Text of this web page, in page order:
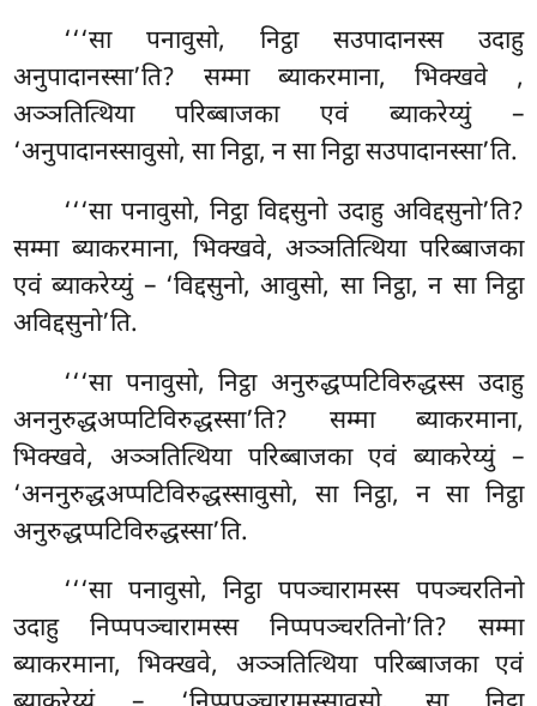
‘‘‘सा पनावुसो, निट्ठा सउपादानस्स उदाहु
अनुपादानस्सा’ति? सम्मा ब्याकरमाना, भिक्खवे ,
अञ्ञतित्थिया परिब्बाजका एवं ब्याकरेय्युं –
‘अनुपादानस्सावुसो, सा निट्ठा, न सा निट्ठा सउपादानस्सा’ति.
‘‘‘सापनावुसो, निट्ठा विद्दसुनो उदाहु अविद्दसुनो’ति?
सम्मा ब्याकरमाना, भिक्खवे, अञ्ञतित्थिया परिब्बाजका
एवं ब्याकरेय्युं – ‘विद्दसुनो, आवुसो, सा निट्ठा, न सा निट्ठा
अविद्दसुनो’ति.
‘‘‘सा पनावुसो, निट्ठा अनुरुद्धप्पटिविरुद्धस्स उदाहु
अननुरुद्धअप्पटिविरुद्धस्सा’ति? सम्मा ब्याकरमाना,
भिक्खवे, अञ्ञतित्थिया परिब्बाजका एवं ब्याकरेय्युं –
‘अननुरुद्धअप्पटिविरुद्धस्सावुसो, सा निट्ठा, न सा निट्ठा
अनुरुद्धप्पटिविरुद्धस्सा’ति.
‘‘‘सा पनावुसो, निट्ठा पपञ्चारामस्स पपञ्चरतिनो
उदाहु निप्पपञ्चारामस्स निप्पपञ्चरतिनो’ति? सम्मा
ब्याकरमाना, भिक्खवे, अञ्ञतित्थिया परिब्बाजका एवं